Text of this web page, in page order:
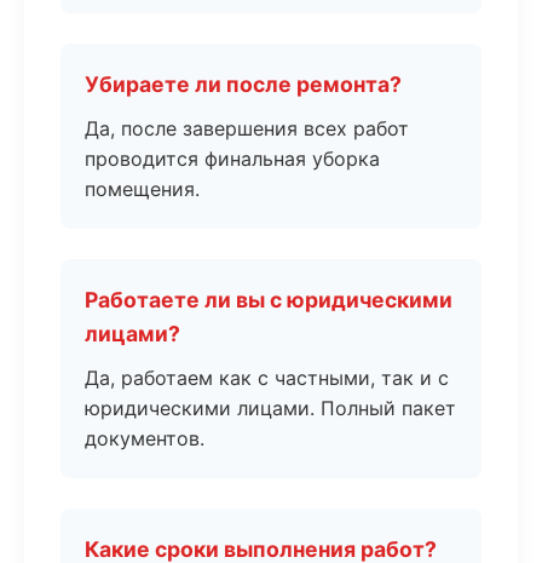
Убираете ли после ремонта?
Да, после завершения всех работ
проводится финальная уборка
помещения.
Работаете ли вы с юридическими
лицами?
Да, работаем как с частными, так и с
юридическими лицами. Полный пакет
документов.
Какие сроки выполнения работ?